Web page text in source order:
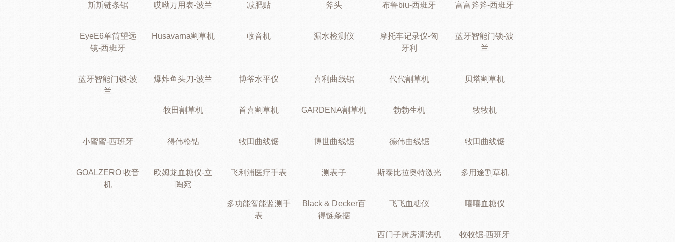
斯斯链条锯 哎呦万用表-波兰 减肥贴 斧头 布鲁biu-西班牙 富富斧斧-西班牙
EyeE6单筒望远
镜-西班牙
Husavarna割草机 收音机 漏水检测仪
摩托车记录仪-匈
牙利
蓝牙智能门锁-波
兰
蓝牙智能门锁-波
兰
爆炸鱼头刀-波兰 博爷水平仪 喜利曲线锯 代代割草机 贝塔割草机
牧田割草机 首喜割草机 GARDENA割草机 勃勃生机 牧牧机
小蜜蜜-西班牙 得伟枪钻 牧田曲线锯 博世曲线锯 德伟曲线锯 牧田曲线锯
GOALZERO 收音
机
欧姆龙血糖仪-立
陶宛
飞利浦医疗手表 测表子 斯泰比拉奥特激光 多用途割草机
多功能智能监测手
表
Black & Decker百
得链条据
飞飞血糖仪 嘻嘻血糖仪
西门子厨房清洗机
牧牧锯-西班牙